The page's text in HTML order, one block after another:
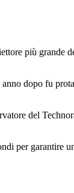
più grande
dopo fu
del
per